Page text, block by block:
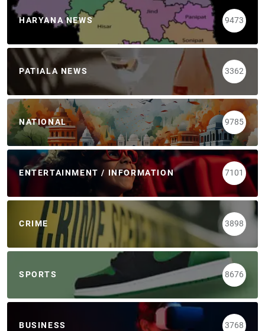
HARYANA NEWS 9473
PATIALA NEWS 3362
NATIONAL 9785
ENTERTAINMENT / INFORMATION 7101
CRIME 3898
SPORTS 8676
BUSINESS 3768